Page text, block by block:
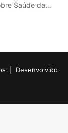
Saúde da…
| Desenvolvido